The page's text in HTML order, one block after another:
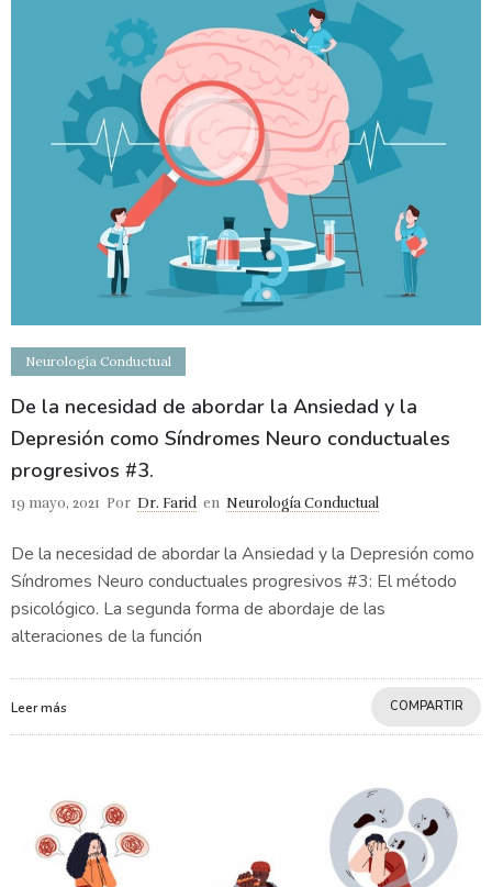
Neurología Conductual
De la necesidad de abordar la Ansiedad y la
Depresión como Síndromes Neuro conductuales
progresivos #3.
19 mayo, 2021 Por Dr. Farid en Neurología Conductual
De la necesidad de abordar la Ansiedad y la Depresión como
Síndromes Neuro conductuales progresivos #3: El método
psicológico. La segunda forma de abordaje de las
alteraciones de la función
Leer más COMPARTIR